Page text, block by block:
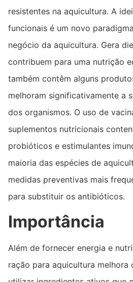
resistentes na aquicultura. A
funcionais é um novo
negócio da aquicultura. Gera
contribuem para uma nutrição
também contêm alguns
melhoram significativamente a
dos organismos. O uso de
suplementos nutricionais
probióticos e estimulantes
maioria das espécies de
medidas preventivas mais
para substituir os antibióticos.
Importância
Além de fornecer energia e
ração para aquicultura melhora